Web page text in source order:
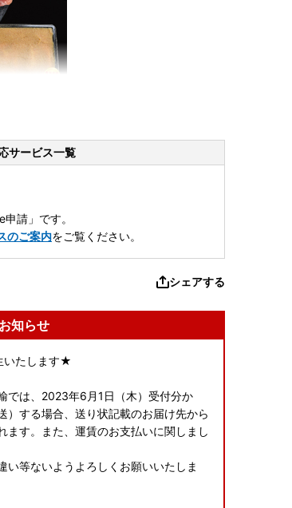
サービス一覧
請」です。
のご案内をご覧ください。
シェアする
知らせ
いたします★
では、2023年6月1日（木）受付分か
）する場合、送り状記載のお届け先から
ます。また、運賃のお支払いに関しまし
い等ないようよろしくお願いいたしま